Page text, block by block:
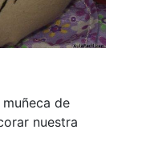
de
nuestra